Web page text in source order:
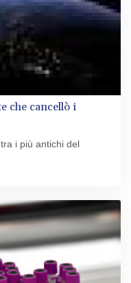
che cancellò i
i più antichi del